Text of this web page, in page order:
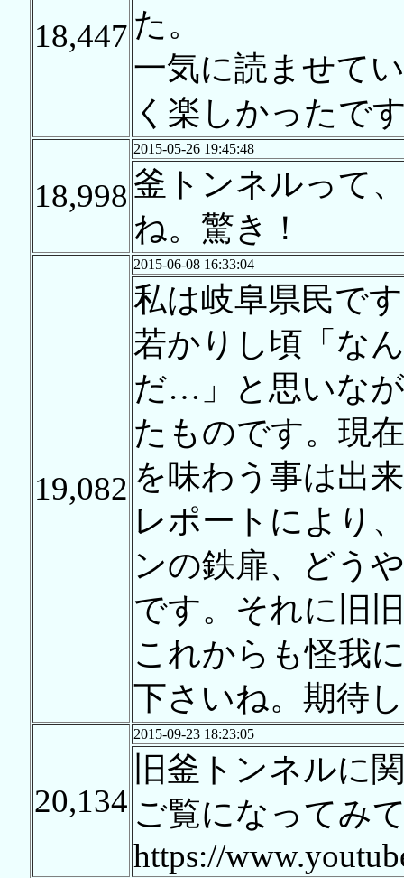
18,447 た。
一気に読ませて
く楽しかったで
18,998
2015-05-26 19:45:48
釜トンネルって
ね。驚き！
19,082
2015-06-08 16:33:04
私は岐阜県民で
若かりし頃「な
だ…」と思いな
たものです。現
を味わう事は出
レポートにより
ンの鉄扉、どう
です。それに旧
これからも怪我
下さいね。期待
20,134
2015-09-23 18:23:05
旧釜トンネルに
ご覧になってみ
https://